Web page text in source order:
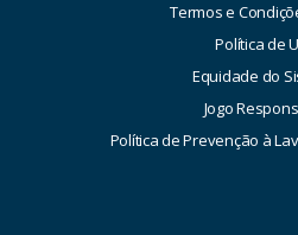
Termos e
Política de
Equidade do
Jogo
Política de Prevenção à